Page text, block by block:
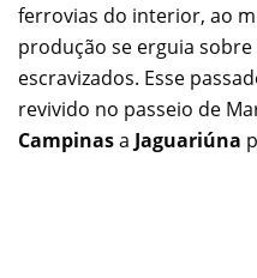
ferrovias do interior, ao
produção se erguia
escravizados. Esse
revivido no passeio de
Campinasa Jaguariúna